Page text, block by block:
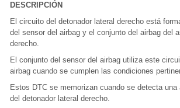
DESCRIPCIÓN
El circuito del detonador lateral derecho está
del sensor del airbag y el conjunto del airbag del
derecho.
El conjunto del sensor del airbag utiliza este
airbag cuando se cumplen las condiciones
Estos DTC se memorizan cuando se detecta
del detonador lateral derecho.